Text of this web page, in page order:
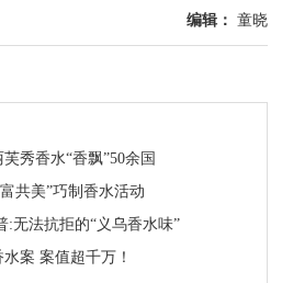
编辑： 童晓
秀香水“香飘”50余国
共美”巧制香水活动
:无法抗拒的“义乌香水味”
案 案值超千万！